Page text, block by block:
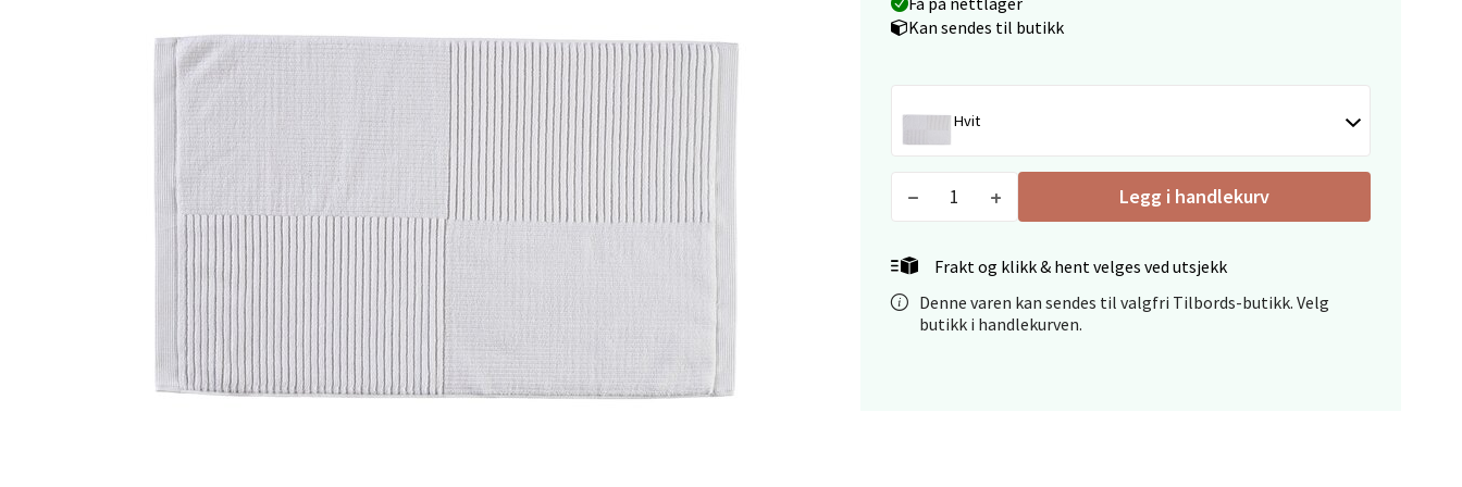
Kan sendes til butikk
Hvit
Legg i handlekurv
Frakt og klikk & hent velges ved utsjekk
Denne varen kan sendes til valgfri Tilbords-butikk. Velg
butikk i handlekurven.
0 i butikk
Oslo - Linderud
Erich Mogensøns vei 38, 0594 Oslo
Åpent i dag 10-21
0 i butikk
Bryne/Jæren - M44
Jupiterveien 2, 4340 Bryne